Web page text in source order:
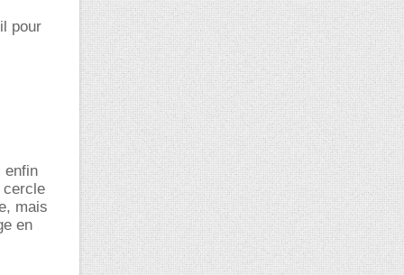
pour
enfin
cercle
mais
en